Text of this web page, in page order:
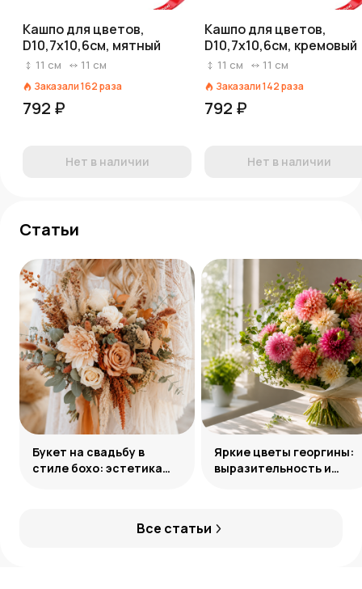
Кашпо для цветов,
D10,7x10,6см, мятный
11 см 11 см
Заказали162раза
792 ₽
Нет в наличии
Кашпо для цветов,
D10,7x10,6см, кремовый
11 см 11 см
Заказали142раза
792 ₽
Нет в наличии
Статьи
Все статьи
Букет на свадьбу в
стиле бохо: эстетика
Яркие цветы георгины:
выразительность и